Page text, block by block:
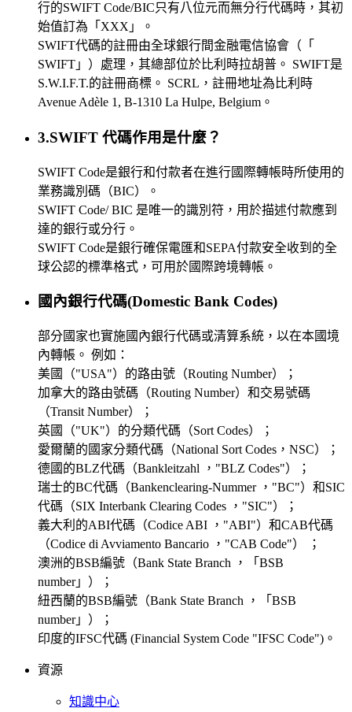
行的SWIFT Code/BIC只有八位元而無分行代碼時，其初
始值訂為「XXX」。
SWIFT代碼的註冊由全球銀行間金融電信協會（「
SWIFT」）處理，其總部位於比利時拉胡普。 SWIFT是
S.W.I.F.T.的註冊商標。 SCRL，註冊地址為比利時
Avenue Adèle 1, B-1310 La Hulpe, Belgium。
3.SWIFT 代碼作用是什麼？
SWIFT Code是銀行和付款者在進行國際轉帳時所使用的
業務識別碼（BIC）。
SWIFT Code/ BIC 是唯一的識別符，用於描述付款應到
達的銀行或分行。
SWIFT Code是銀行確保電匯和SEPA付款安全收到的全
球公認的標準格式，可用於國際跨境轉帳。
國內銀行代碼(Domestic Bank Codes)
部分國家也實施國內銀行代碼或清算系統，以在本國境
內轉帳。 例如：
美國（"USA"）的路由號（Routing Number）；
加拿大的路由號碼（Routing Number）和交易號碼
（Transit Number）；
英國（"UK"）的分類代碼（Sort Codes）；
愛爾蘭的國家分類代碼（National Sort Codes，NSC）；
德國的BLZ代碼（Bankleitzahl ，"BLZ Codes"）；
瑞士的BC代碼（Bankenclearing-Nummer ，"BC"）和SIC
代碼（SIX Interbank Clearing Codes ，"SIC"）；
義大利的ABI代碼（Codice ABI ，"ABI"）和CAB代碼
（Codice di Avviamento Bancario ，"CAB Code"） ；
澳洲的BSB編號（Bank State Branch ，「BSB
number」）；
紐西蘭的BSB編號（Bank State Branch ，「BSB
number」）；
印度的IFSC代碼 (Financial System Code "IFSC Code")。
資源
知識中心